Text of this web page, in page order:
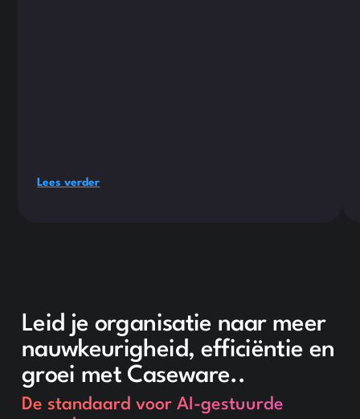
Lees verder
Leid je organisatie naar meer
nauwkeurigheid, efficiëntie en
groei met Caseware..
De standaard voor AI-gestuurde